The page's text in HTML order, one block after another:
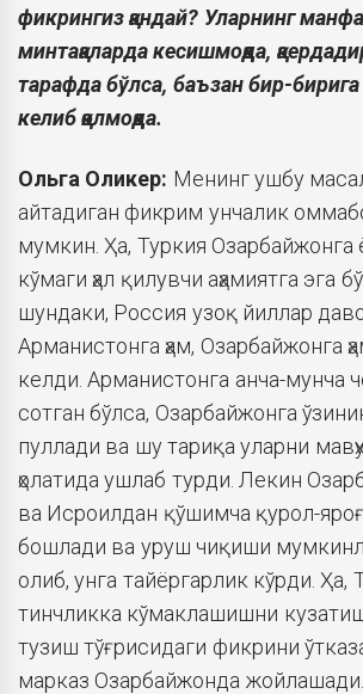
фикрингиз қандай? Уларнинг
минтақаларда кесишмоқда,
тарафда бўлса, баъзан бир-бирига
келиб қолмоқда.
Ольга Оликер: Менинг ушбу
айтадиган фикрим унчалик
мумкин. Ҳа, Туркия
кўмаги ҳал қилувчи аҳамиятга эга
шундаки, Россия узоқ йиллар
Арманистонга ҳам, Озарбайжонга
келди. Арманистонга анча-мунча
сотган бўлса, Озарбайжонга
пуллади ва шу тариқа уларни
ҳолатида ушлаб турди. Лекин
ва Исроилдан қўшимча қурол-
бошлади ва уруш чиқиши
олиб, унга тайёргарлик кўрди. Ҳа,
тинчликка кўмаклашишни
тузиш тўғрисидаги фикрини
марказ Озарбайжонда